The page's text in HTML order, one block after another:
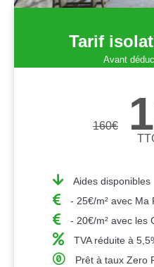
Tarif
Avant
160€
Aides disponibles
- 25€/m² avec Ma
- 20€/m² avec les
TVA réduite à
Prêt à taux Zero